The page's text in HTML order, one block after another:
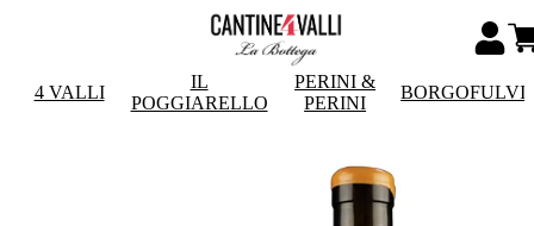
4 VALLI
IL
POGGIARELLO
PERINI &
PERINI